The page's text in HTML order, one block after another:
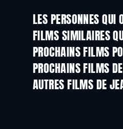
LES PERSONNES
FILMS SIMILAIRES
PROCHAINS FILMS
PROCHAINS FILMS
AUTRES FILMS DE